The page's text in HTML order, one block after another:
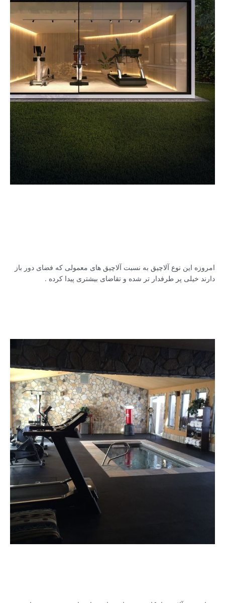
امروزه این نوع آلاچیق به نسبت آلاچیق های معمولی که فضای دور باز
دارند خیلی پر طرفدار تر شده و تقاضای بیشتری پیدا کرده .